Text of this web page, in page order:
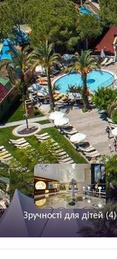
Зручності для дітей (4)